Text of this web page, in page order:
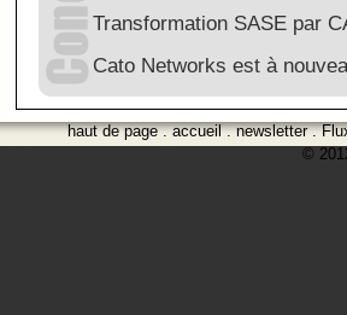
Transformation SASE par
Cato Networks est à
haut de page.accueil.newsletter.
©